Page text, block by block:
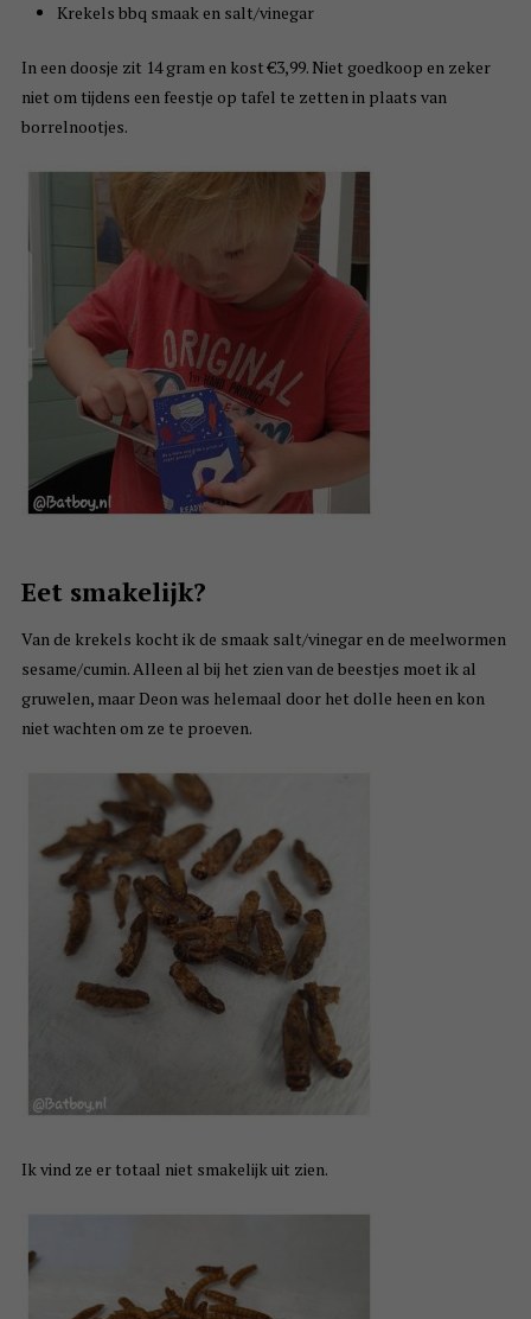
Krekels bbq smaak en salt/vinegar
In een doosje zit 14 gram en kost €3,99. Niet goedkoop en zeker
niet om tijdens een feestje op tafel te zetten in plaats van
borrelnootjes.
Eet smakelijk?
Van de krekels kocht ik de smaak salt/vinegar en de meelwormen
sesame/cumin. Alleen al bij het zien van de beestjes moet ik al
gruwelen, maar Deon was helemaal door het dolle heen en kon
niet wachten om ze te proeven.
Ik vind ze er totaal niet smakelijk uit zien.